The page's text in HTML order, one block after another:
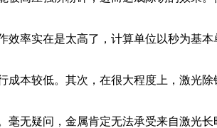
效率实在是太高了，计算单位以秒为
本较低。其次，在很大程度上，激光
无疑问，金属肯定无法承受来自激光